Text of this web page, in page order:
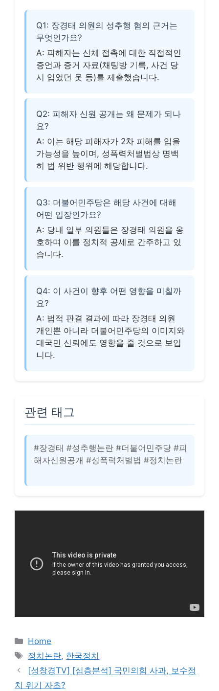
Q1: 장경태 의원의 성추행 혐의 근거는
무엇인가요?
A: 피해자는 신체 접촉에 대한 직접적인
증언과 증거 자료(채팅방 기록, 사건 당
시 입었던 옷 등)를 제출했습니다.
Q2: 피해자 신원 공개는 왜 문제가 되나
요?
A: 이는 해당 피해자가 2차 피해를 입을
가능성을 높이며, 성폭력처벌법상 명백
히 법 위반 행위에 해당합니다.
Q3: 더불어민주당은 해당 사건에 대해
어떤 입장인가요?
A: 당내 일부 의원들은 장경태 의원을 옹
호하며 이를 정치적 공세로 간주하고 있
습니다.
Q4: 이 사건이 향후 어떤 영향을 미칠까
요?
A: 법적 판결 결과에 따라 장경태 의원
개인뿐 아니라 더불어민주당의 이미지와
대국민 신뢰에도 영향을 줄 것으로 보입
니다.
관련 태그
#장경태 #성추행논란 #더불어민주당 #피
해자신원공개 #성폭력처벌법 #정치논란
카
테
리
Home
태
그
정치논란, 한국정치
[성창경TV] [심층분석] 국민의힘 사과, 보수정
치 위기 자초?